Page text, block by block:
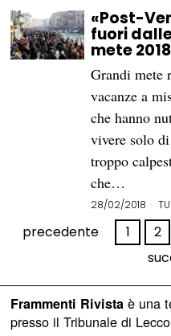
«Post-
fuori
mete 2018
Grandi mete
vacanze a
che hanno
vivere solo
troppo
che…
28/02/2018
precedente 1 2
Frammenti Rivistaè una
presso il Tribunale di